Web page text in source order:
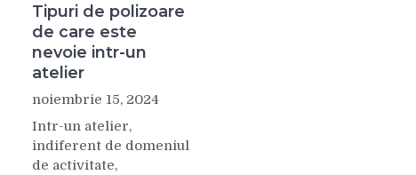
Tipuri de polizoare
de care este
nevoie intr-un
atelier
noiembrie 15, 2024
Intr-un atelier,
indiferent de domeniul
de activitate,